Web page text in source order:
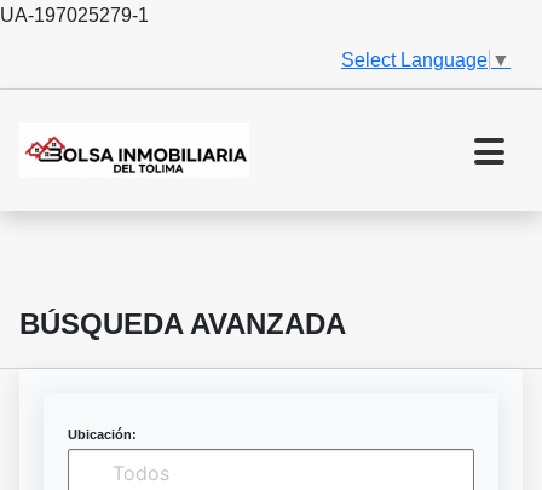
UA-197025279-1
Select Language ▼
BÚSQUEDA AVANZADA
Ubicación: